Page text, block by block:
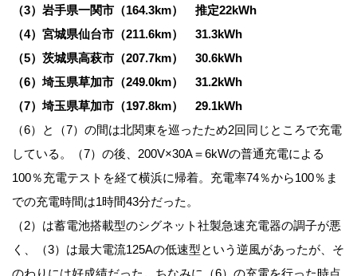
（3）岩手県一関市（164.3km） 推定22kWh
（4）宮城県仙台市（211.6km） 31.3kWh
（5）茨城県高萩市（207.7km） 30.6kWh
（6）埼玉県草加市（249.0km） 31.2kWh
（7）埼玉県草加市（197.8km） 29.1kWh
（6）と（7）の間は北関東を巡ったため2回同じところで充電
している。（7）の後、200V×30A＝6kWの普通充電による
100％充電テストを経て横浜に帰着。充電率74％から100％ま
での充電時間は1時間43分だった。
（2）は蓄電池搭載型のシグネット社製急速充電器の調子が悪
く、（3）は最大電流125Aの低速型という逆風があったが、そ